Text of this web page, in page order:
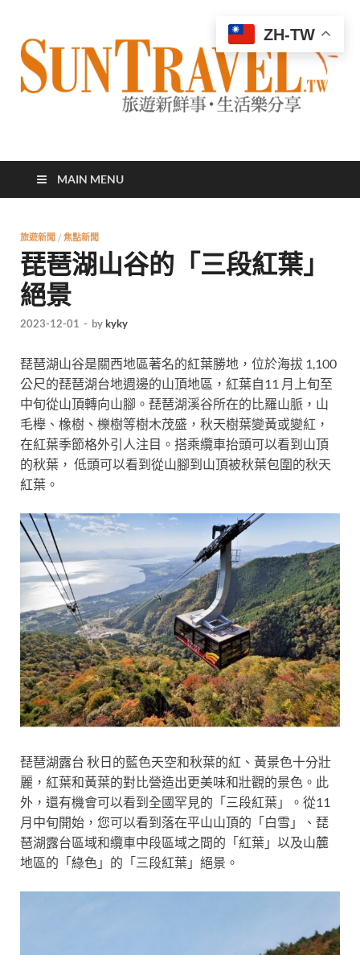
太陽網
MAIN MENU
旅遊新聞 / 焦點新聞
琵琶湖山谷的「三段紅葉」
絕景
2023-12-01 - bykyky
琵琶湖山谷是關西地區著名的紅葉勝地，位於海拔 1,100
公尺的琵琶湖台地週邊的山頂地區，紅葉自11 月上旬至
中旬從山頂轉向山腳。琵琶湖溪谷所在的比羅山脈，山
毛櫸、橡樹、櫟樹等樹木茂盛，秋天樹葉變黃或變紅，
在紅葉季節格外引人注目。 搭乘纜車抬頭可以看到山頂
的秋葉， 低頭可以看到從山腳到山頂被秋葉包圍的秋天
紅葉。
琵琶湖露台 秋日的藍色天空和秋葉的紅、黃景色十分壯
麗，紅葉和黃葉的對比營造出更美味和壯觀的景色。此
外，還有機會可以看到全國罕見的「三段紅葉」。從11
月中旬開始，您可以看到落在平山山頂的「白雪」、琵
琶湖露台區域和纜車中段區域之間的「紅葉」以及山麓
地區的「綠色」的「三段紅葉」絕景。
ZH-TW